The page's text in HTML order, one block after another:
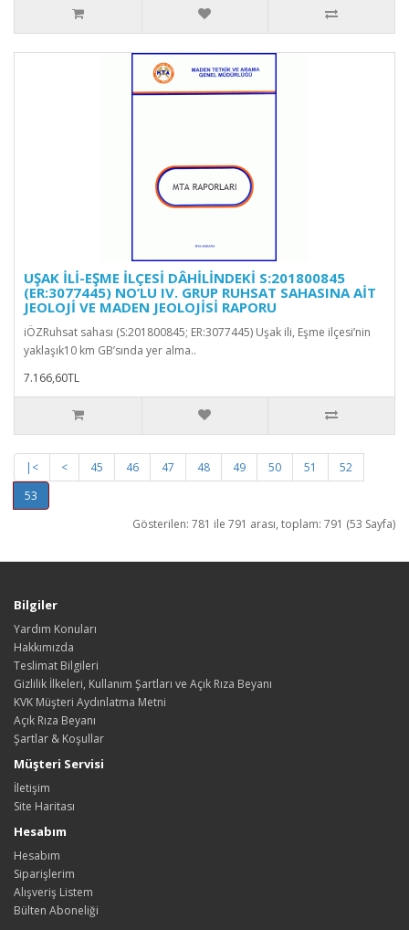
UŞAK İLİ-EŞME İLÇESİ DÂHİLİNDEKİ S:201800845
(ER:3077445) NO’LU IV. GRUP RUHSAT SAHASINA AİT
JEOLOJİ VE MADEN JEOLOJİSİ RAPORU
iÖZRuhsat sahası (S:201800845; ER:3077445) Uşak ili, Eşme ilçesi’nin
yaklaşık10 km GB’sında yer alma..
7.166,60TL
|< < 45 46 47 48 49 50 51
52
53
Gösterilen: 781 ile 791 arası, toplam: 791 (53 Sayfa)
Bilgiler
Yardım Konuları
Hakkımızda
Teslimat Bilgileri
Gizlilik İlkeleri, Kullanım Şartları ve Açık Rıza Beyanı
KVK Müşteri Aydınlatma Metni
Açık Rıza Beyanı
Şartlar & Koşullar
Müşteri Servisi
İletişim
Site Haritası
Hesabım
Hesabım
Siparişlerim
Alışveriş Listem
Bülten Aboneliği